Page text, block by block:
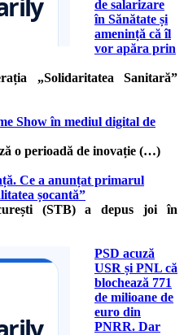
de salarizare
în Sănătate și
amenință că îl
vor apăra prin
„Solidaritatea Sanitară”
Show în mediul digital de
o perioadă de inovație (…)
Ce a anunțat primarul
șocantă”
(STB) a depus joi în
PSD acuză
USR și PNL că
blochează 771
de milioane de
euro din
PNRR. Dar